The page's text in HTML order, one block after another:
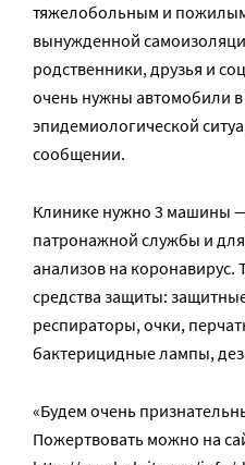
тяжелобольным и
вынужденной
родственники, друзья и
очень нужны автомобили
эпидемиологической
сообщении.
Клинике нужно 3 машины
патронажной службы и
анализов на коронавирус.
средства защиты:
респираторы, очки,
бактерицидные лампы,
«Будем очень
Пожертвовать можно на